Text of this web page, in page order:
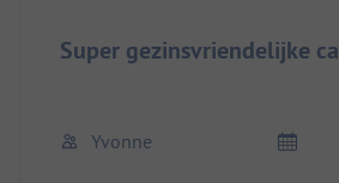
Super gezinsvriendelijke
Yvonne